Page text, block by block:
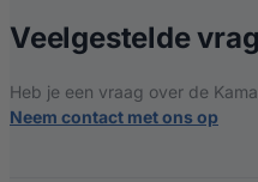
Veelgestelde
Heb je een vraag over de
Neem contact met ons op